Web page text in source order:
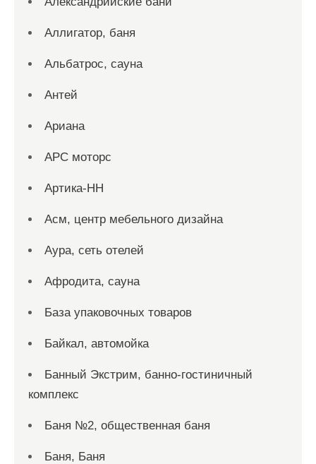
Аллигатор, баня
Альбатрос, сауна
Антей
Ариана
АРС моторс
Артика-НН
Асм, центр мебельного дизайна
Аура, сеть отелей
Афродита, сауна
База упаковочных товаров
Байкал, автомойка
Банный Экстрим, банно-гостиничный
комплекс
Баня №2, общественная баня
Баня, Баня